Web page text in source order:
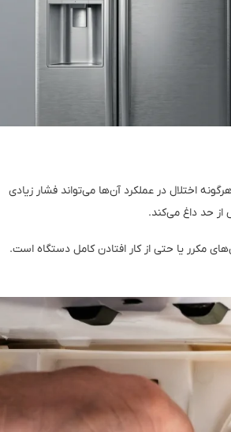
اختلال در عملکرد آن‌ها می‌تواند فشار زیادی
حد داغ می‌کند.
مکرر یا حتی از کار افتادن کامل دستگاه است.